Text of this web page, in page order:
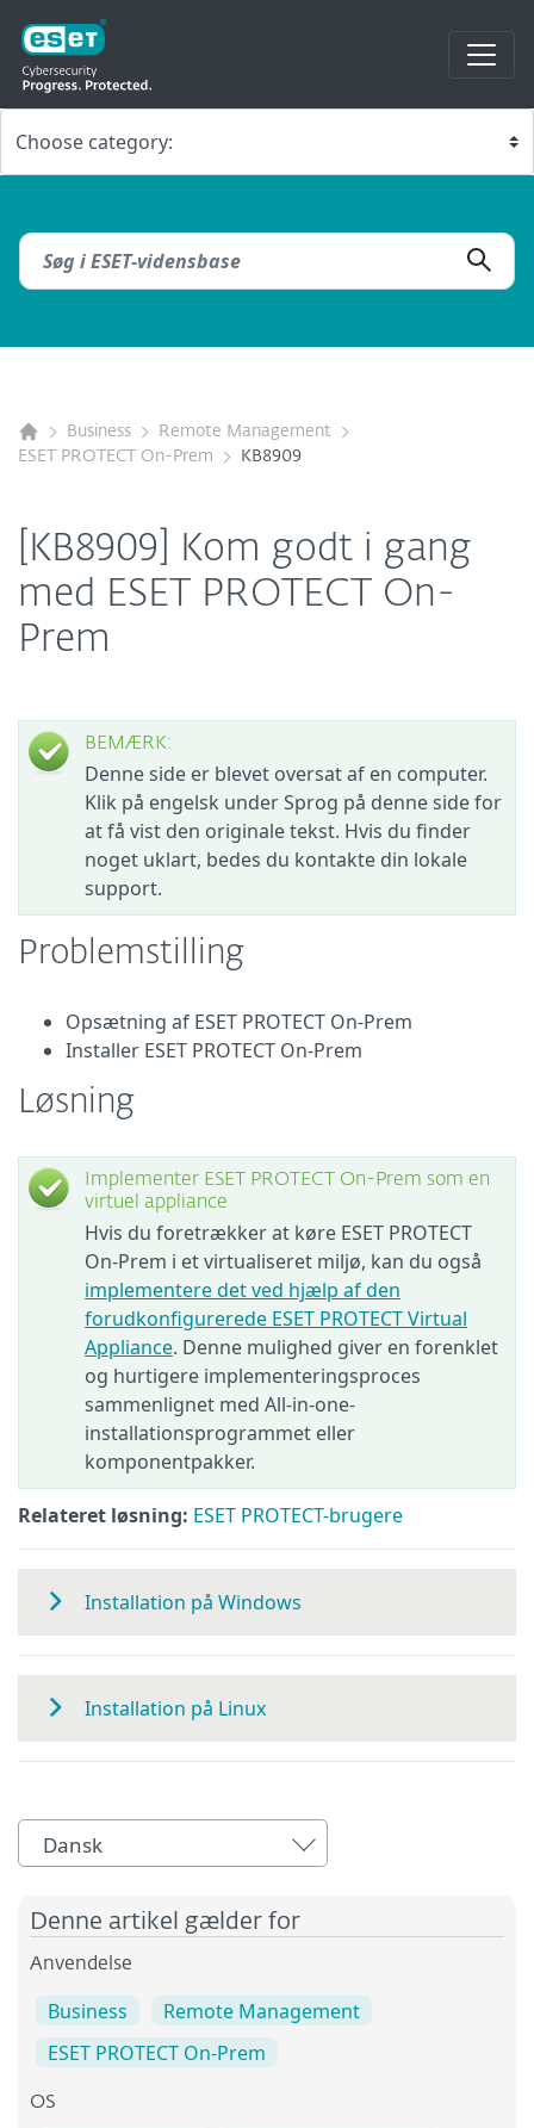
Business
Remote Management
ESET PROTECT On-Prem
KB8909
[KB8909] Kom godt i gang
med ESET PROTECT On-
Prem
BEMÆRK:
Denne side er blevet oversat af en computer.
Klik på engelsk under Sprog på denne side for
at få vist den originale tekst. Hvis du finder
noget uklart, bedes du kontakte din lokale
support.
Problemstilling
Opsætning af ESET PROTECT On-Prem
Installer ESET PROTECT On-Prem
Løsning
Implementer ESET PROTECT On-Prem som en
virtuel appliance
Hvis du foretrækker at køre ESET PROTECT
On-Prem i et virtualiseret miljø, kan du også
implementere det ved hjælp af den
forudkonfigurerede ESET PROTECT Virtual
Appliance. Denne mulighed giver en forenklet
og hurtigere implementeringsproces
sammenlignet med All-in-one-
installationsprogrammet eller
komponentpakker.
Relateret løsning: ESET PROTECT-brugere
Installation på Windows
Installation på Linux
Dansk
Denne artikel gælder for
Anvendelse
Business
Remote Management
ESET PROTECT On-Prem
OS